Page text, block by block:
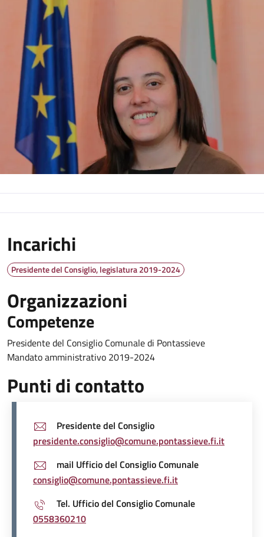
Incarichi
Presidente del Consiglio, legislatura 2019-2024
Organizzazioni
Competenze
Presidente del Consiglio Comunale di Pontassieve
Mandato amministrativo 2019-2024
Punti di contatto
Presidente del Consiglio
presidente.consiglio@comune.pontassieve.fi.it
mail Ufficio del Consiglio Comunale
consiglio@comune.pontassieve.fi.it
Tel. Ufficio del Consiglio Comunale
0558360210